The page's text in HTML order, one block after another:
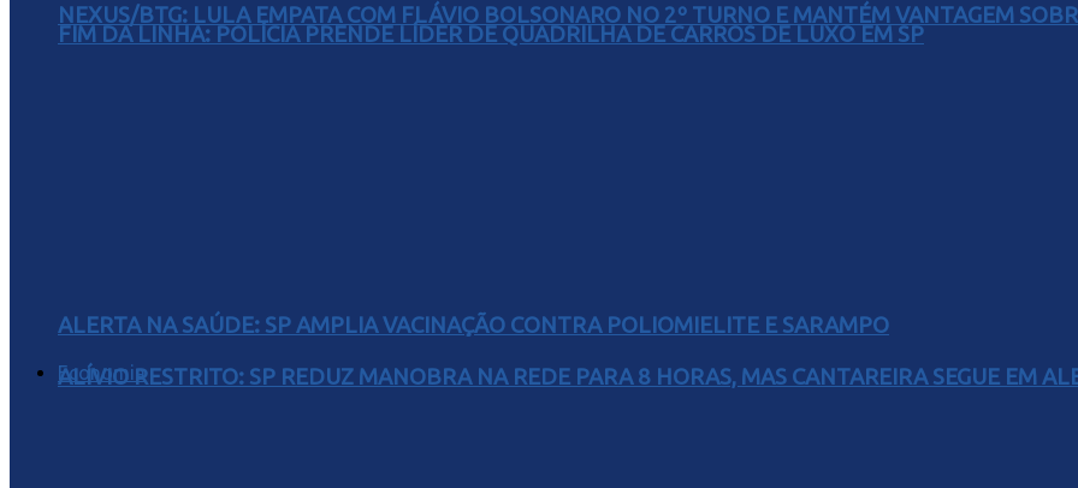
NEXUS/BTG: LULA EMPATA COM FLÁVIO BOLSONARO NO 2º TURNO E MANTÉM VANTAGEM
ALÍVIO RESTRITO: SP REDUZ MANOBRA NA REDE PARA 8 HORAS, MAS CANTAREIRA SEGUE EM
FIM DA LINHA: POLÍCIA PRENDE LÍDER DE QUADRILHA DE CARROS DE LUXO EM SP
ALERTA NA SAÚDE: SP AMPLIA VACINAÇÃO CONTRA POLIOMIELITE E SARAMPO
Economia